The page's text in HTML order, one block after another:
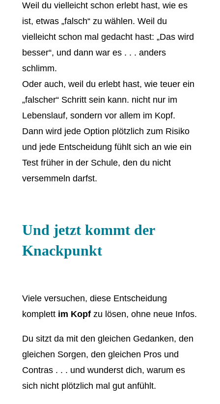
Weil du vielleicht schon erlebt hast, wie es
ist, etwas „falsch“ zu wählen. Weil du
vielleicht schon mal gedacht hast: „Das wird
besser“, und dann war es . . . anders
schlimm.
Oder auch, weil du erlebt hast, wie teuer ein
„falscher“ Schritt sein kann. nicht nur im
Lebenslauf, sondern vor allem im Kopf.
Dann wird jede Option plötzlich zum Risiko
und jede Entscheidung fühlt sich an wie ein
Test früher in der Schule, den du nicht
versemmeln darfst.
Und jetzt kommt der
Knackpunkt
Viele versuchen, diese Entscheidung
komplett im Kopfzu lösen, ohne neue Infos.
Du sitzt da mit den gleichen Gedanken, den
gleichen Sorgen, den gleichen Pros und
Contras . . . und wunderst dich, warum es
sich nicht plötzlich mal gut anfühlt.